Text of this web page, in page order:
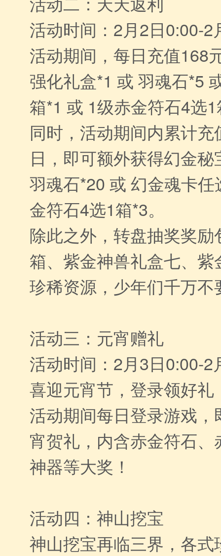
活动时间：2月2日0:00-2
活动期间，每日充值168
强化礼盒*1 或 羽魂石*5
箱*1 或 1级赤金符石4选
同时，活动期间内累计
日，即可额外获得幻金
羽魂石*20 或 幻金魂卡
金符石4选1箱*3。
除此之外，转盘抽奖奖
箱、紫金神兽礼盒七、
珍稀资源，少年们千万不
活动三：元宵赠礼
活动时间：2月3日0:00-2
喜迎元宵节，登录领好礼
活动期间每日登录游戏
宵贺礼，内含赤金符石
神器等大奖！
活动四：神山挖宝
神山挖宝再临三界，各式